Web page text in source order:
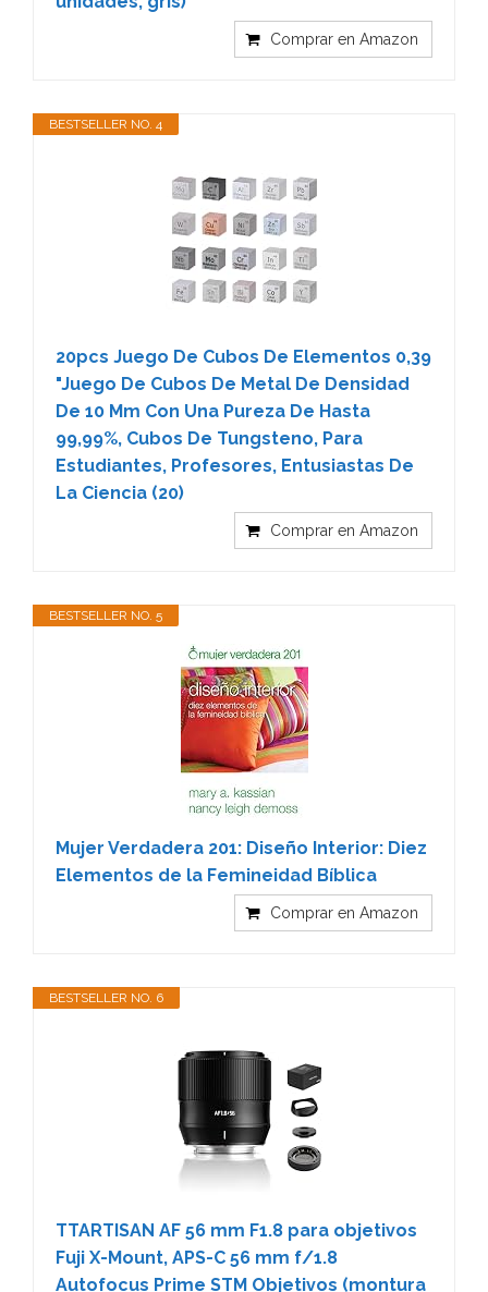
Comprar en Amazon
BESTSELLER NO. 4
20pcs Juego De Cubos De Elementos 0,39
"Juego De Cubos De Metal De Densidad
De 10 Mm Con Una Pureza De Hasta
99,99%, Cubos De Tungsteno, Para
Estudiantes, Profesores, Entusiastas De
La Ciencia (20)
Comprar en Amazon
BESTSELLER NO. 5
Mujer Verdadera 201: Diseño Interior: Diez
Elementos de la Femineidad Bíblica
Comprar en Amazon
BESTSELLER NO. 6
TTARTISAN AF 56 mm F1.8 para objetivos
Fuji X-Mount, APS-C 56 mm f/1.8
Autofocus Prime STM Objetivos (montura